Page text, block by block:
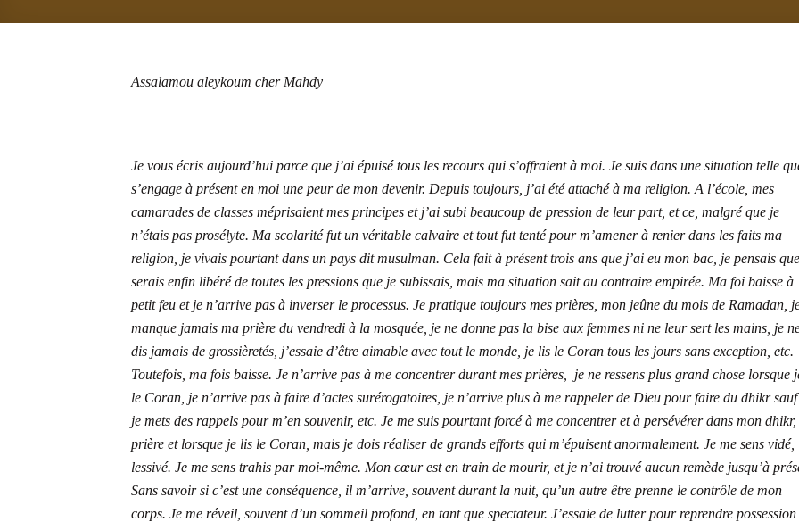
Assalamou aleykoum cher Mahdy
Je vous écris aujourd’hui parce que j’ai épuisé tous les recours qui s’offraient à moi. Je suis dans une situation telle
s’engage à présent en moi une peur de mon devenir. Depuis toujours, j’ai été attaché à ma religion. A l’école, mes
camarades de classes méprisaient mes principes et j’ai subi beaucoup de pression de leur part, et ce, malgré que je
n’étais pas prosélyte. Ma scolarité fut un véritable calvaire et tout fut tenté pour m’amener à renier dans les faits ma
religion, je vivais pourtant dans un pays dit musulman. Cela fait à présent trois ans que j’ai eu mon bac, je pensais
serais enfin libéré de toutes les pressions que je subissais, mais ma situation sait au contraire empirée. Ma foi baisse à
petit feu et je n’arrive pas à inverser le processus. Je pratique toujours mes prières, mon jeûne du mois de Ramadan,
manque jamais ma prière du vendredi à la mosquée, je ne donne pas la bise aux femmes ni ne leur sert les mains, je
dis jamais de grossièretés, j’essaie d’être aimable avec tout le monde, je lis le Coran tous les jours sans exception, etc.
Toutefois, ma fois baisse. Je n’arrive pas à me concentrer durant mes prières,
je ne ressens plus grand chose lorsque
le Coran, je n’arrive pas à faire d’actes surérogatoires, je n’arrive plus à me rappeler de Dieu pour faire du dhikr
je mets des rappels pour m’en souvenir, etc. Je me suis pourtant forcé à me concentrer et à persévérer dans mon
prière et lorsque je lis le Coran, mais je dois réaliser de grands efforts qui m’épuisent anormalement. Je me sens vidé,
lessivé. Je me sens trahis par moi-même. Mon cœur est en train de mourir, et je n’ai trouvé aucun remède jusqu’à
Sans savoir si c’est une conséquence, il m’arrive, souvent durant la nuit, qu’un autre être prenne le contrôle de mon
corps. Je me réveil, souvent d’un sommeil profond, en tant que spectateur. J’essaie de lutter pour reprendre possession